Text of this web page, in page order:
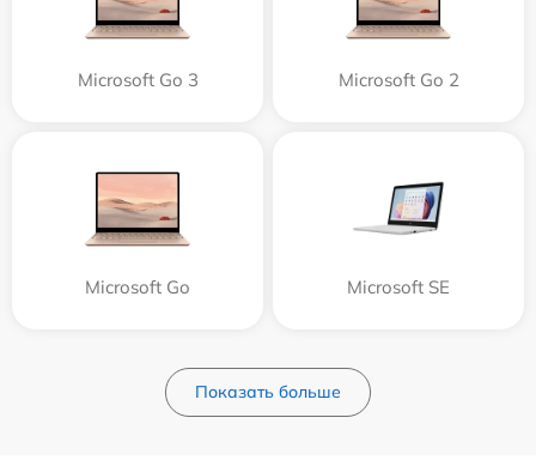
Microsoft Go 3 Microsoft Go 2
Microsoft Go Microsoft SE
Показать больше